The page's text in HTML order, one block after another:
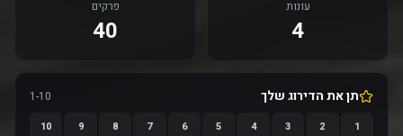
עונות
4
פרקים
40
תן את הדירוג שלך 1-10
1
2
3
4
5
6
7
8
9
10